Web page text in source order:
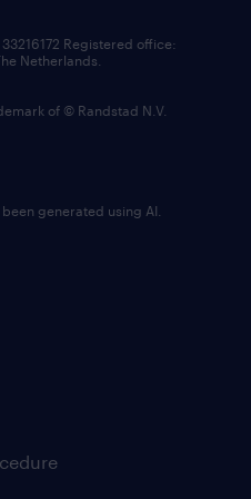
Registered office:
Netherlands.
of © Randstad N.V.
generated using AI.